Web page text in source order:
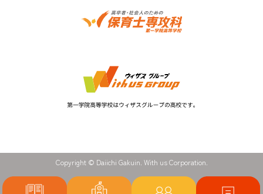
Copyright © Daiichi Gakuin. With us Corporation.